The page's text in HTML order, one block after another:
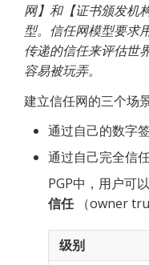
网】和【证书颁发机
型。信任网模型要求
传递的信任来评估世
容易被玩弄。
建立信任网的三个场
通过自己的数字
通过自己完全信
PGP中，用户可
信任 （owner
级别